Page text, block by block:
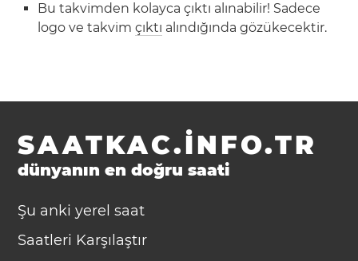
Bu takvimden kolayca çıktı alınabilir! Sadece
logo ve takvimçıktı alındığında gözükecektir.
SAATKAC.INFO.TR
dünyanın en doğru saati
Şu anki yerel saat
Saatleri Karşılaştır